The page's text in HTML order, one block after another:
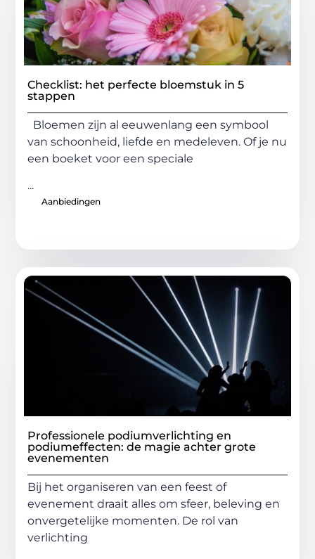
Checklist: het perfecte bloemstuk in 5
stappen
Bloemen zijn al eeuwenlang een symbool
van schoonheid, liefde en medeleven. Of je nu
een boeket voor een speciale
...
Aanbiedingen
Professionele podiumverlichting en
podiumeffecten: de magie achter grote
evenementen
Bij het organiseren van een feest of
evenement draait alles om sfeer, beleving en
onvergetelijke momenten. De rol van
verlichting